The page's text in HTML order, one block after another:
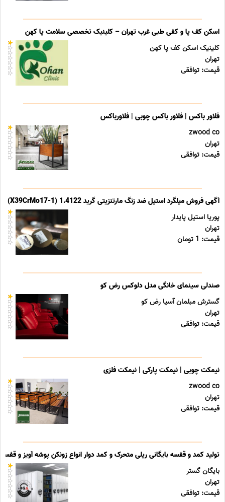
اسکن کف پا و کفی طبی غرب تهران – کلینیک تخصصی سلامت پا کهن
کلینیک اسکن کف پا کهن
تهران
قیمت: توافقی
فلاور باکس | فلاور باکس چوبی | فلاورباکس
zwood co
تهران
قیمت: توافقی
آگهی فروش میلگرد استیل ضد زنگ مارتنزیتی گرید 1.4122 (X39CrMo17-1)
پوریا استیل پایدار
تهران
قیمت: 1 تومان
صندلی سینمای خانگی مدل دلوکس رض کو
گسترش مبلمان آسیا رض کو
تهران
قیمت: توافقی
نیمکت چوبی | نیمکت پارکی | نیمکت فلزی
zwood co
تهران
قیمت: توافقی
تولید کمد و قفسه بایگانی ریلی متحرک و کمد دوار انواع زونکن پوشه آویز و قفسه
بایگان گستر
تهران
قیمت: توافقی